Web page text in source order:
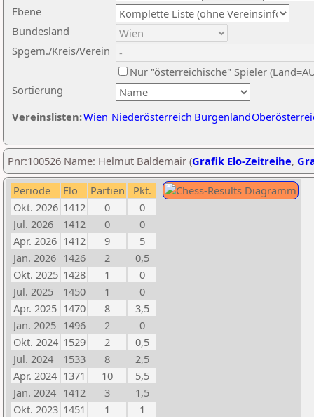
Ebene
Sortierung
Bundesland
Spgem./Kreis/Verein
Nur "österreichische" Spieler
Vereinslisten:Wien Niederösterreich Burgenland
Pnr:100526 Name: Helmut Baldemair (Grafik Elo-Zeitreihe,
Periode Elo Partien
Pkt.
Okt. 2026 1412 0
0
Jul. 2026
1412 0
0
Apr. 2026 1412 9
5
Jan. 2026 1426 2
0,5
Okt. 2025 1428 1
0
Jul. 2025
1450 1
0
Apr. 2025 1470 8
3,5
Jan. 2025 1496 2
0
Okt. 2024 1529 2
0,5
Jul. 2024
1533 8
2,5
Apr. 2024 1371 10
5,5
Jan. 2024 1412 3
1,5
Okt. 2023 1451 1
1